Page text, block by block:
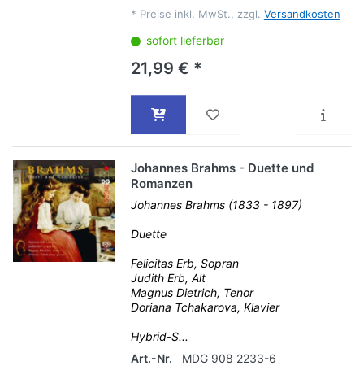
* Preise inkl. MwSt., zzgl. Versandkosten
sofort lieferbar
21,99 € *
Johannes Brahms - Duette und
Romanzen
Johannes Brahms (1833 - 1897)
Duette
Felicitas Erb, Sopran
Judith Erb, Alt
Magnus Dietrich, Tenor
Doriana Tchakarova, Klavier
Hybrid-S...
Art.-Nr.
MDG 908 2233-6